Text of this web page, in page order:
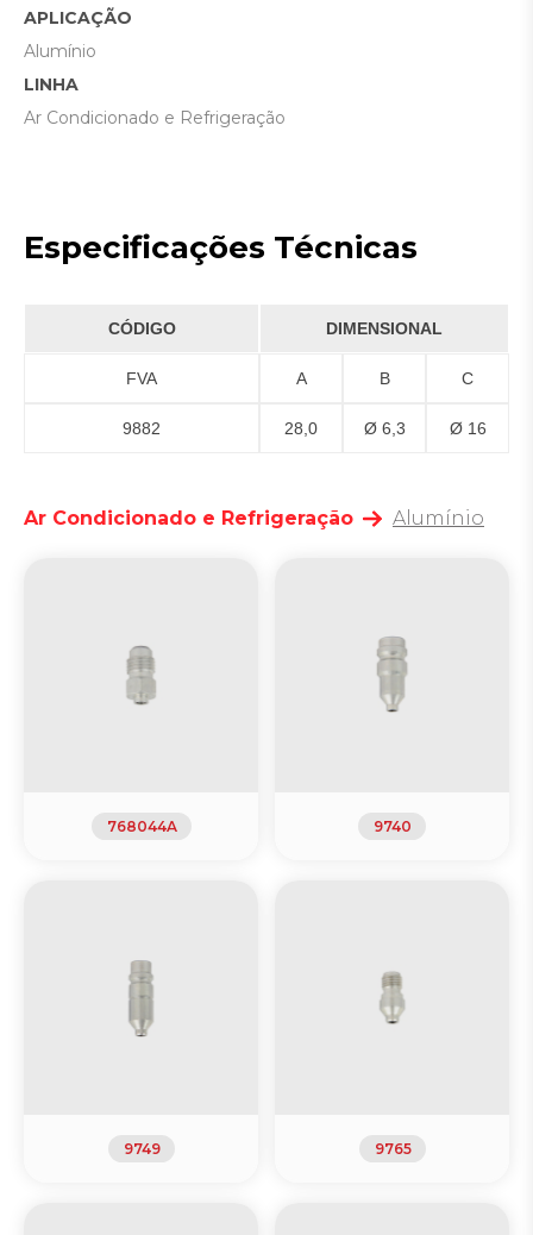
APLICAÇÃO
Alumínio
LINHA
Ar Condicionado e Refrigeração
Especificações Técnicas
CÓDIGO DIMENSIONAL
FVA A B C
9882 28,0 Ø 6,3 Ø 16
Ar Condicionado e Refrigeração Alumínio
768044A 9740
9749 9765